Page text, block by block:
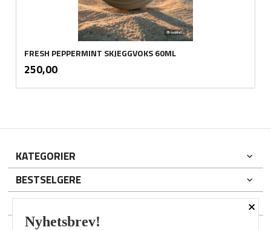
FRESH PEPPERMINT SKJEGGVOKS 60ML
Pris
250,00mva.
KATEGORIER
BESTSELGERE
DIN KONTO
×
Nyhetsbrev!